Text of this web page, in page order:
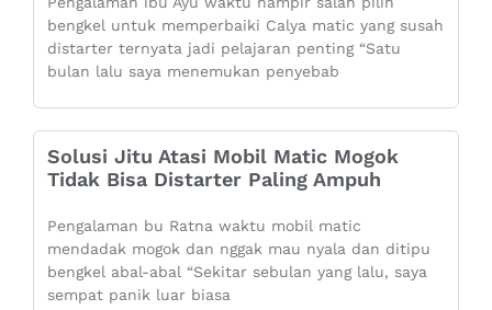
bengkel untuk memperbaiki Calya matic yang susah
distarter ternyata jadi pelajaran penting “Satu
bulan lalu saya menemukan penyebab
Solusi Jitu Atasi Mobil Matic Mogok
Tidak Bisa Distarter Paling Ampuh
Pengalaman bu Ratna waktu mobil matic
mendadak mogok dan nggak mau nyala dan ditipu
bengkel abal-abal “Sekitar sebulan yang lalu, saya
sempat panik luar biasa